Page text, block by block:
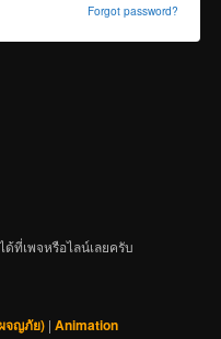
Forgot password?
ที่เพจหรือไลน์เลยครับ
จญภัย) |Animation